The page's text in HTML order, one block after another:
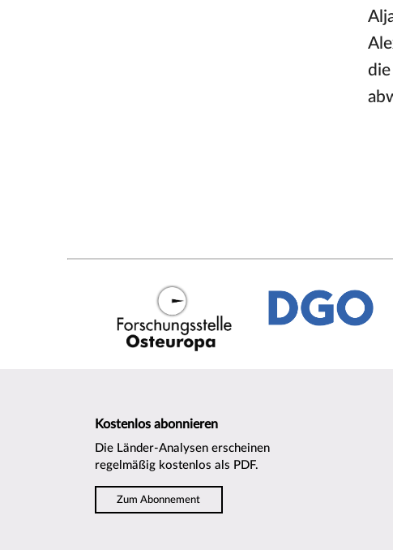
Kostenlos abonnieren
Die Länder-Analysen erscheinen
regelmäßig kostenlos als PDF.
Zum Abonnement